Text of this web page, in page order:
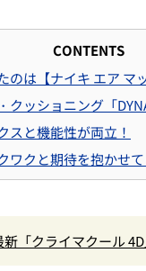
CONTENTS
のは【ナイキ エア マ
クッショニング「
スと機能性が両立！
ワクと期待を抱かせて
新「クライマクール